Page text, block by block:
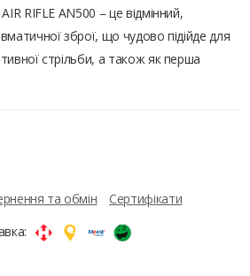
RIFLE AN500 – це відмінний,
зброї, що чудово підійде для
стрільби, а також як перша
та обмін
Сертифікати